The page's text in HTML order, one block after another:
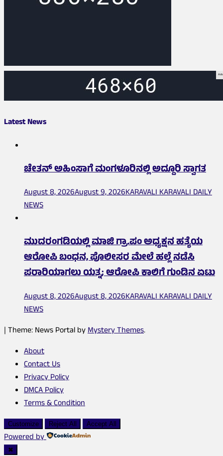
Latest News
ಚೇತನ್ ಅಹಿಂಸಾಗೆ ಮಂಗಳೂರಿನಲ್ಲಿ ಅದ್ದೂರಿ ಸ್ವಾಗತ
August 8, 2026August 9, 2026KARAVALI KARAVALI DAILY
NEWS
ಮುದರಂಗಡಿಯಲ್ಲಿ ಮಾಜಿ ಗ್ರಾ.ಪಂ ಅಧ್ಯಕ್ಷನ ಹತ್ಯೆಯ
ಆರೋಪಿ ಬಂಧನ, ಪೊಲೀಸರ ಮೇಲೆ ಹಲ್ಲೆ ನಡೆಸಿ
ಪರಾರಿಯಾಗಲು ಯತ್ನ; ಆರೋಪಿ ಕಾಲಿಗೆ ಗುಂಡಿನ ಏಟು
August 8, 2026August 8, 2026KARAVALI KARAVALI DAILY
NEWS
|Theme: News Portal byMystery Themes.
About
Contact Us
Privacy Policy
DMCA Policy
Terms & Condition
Customize Reject All Accept All
Powered by
✖